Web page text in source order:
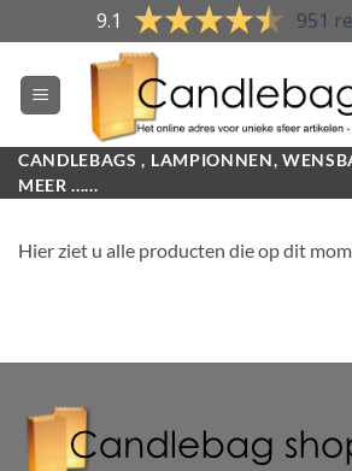
to
content
9.1 951
CANDLEBAGS , LAMPIONNEN,
MEER ......
Hier ziet u alle producten die op dit